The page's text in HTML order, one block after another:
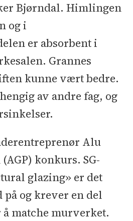
Bjørndal. Himlingen
og i
er absorbent i
Grannes
kunne vært bedre.
av andre fag, og
Alu
konkurs. SG-
glazing» er det
og krever en del
matche murverket.